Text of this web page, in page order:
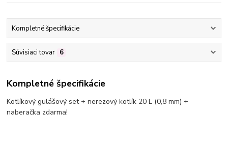
Kompletné špecifikácie
Súvisiaci tovar 6
Kompletné špecifikácie
Kotlíkový gulášový set + nerezový kotlík 20 L (0,8 mm) +
naberačka zdarma!